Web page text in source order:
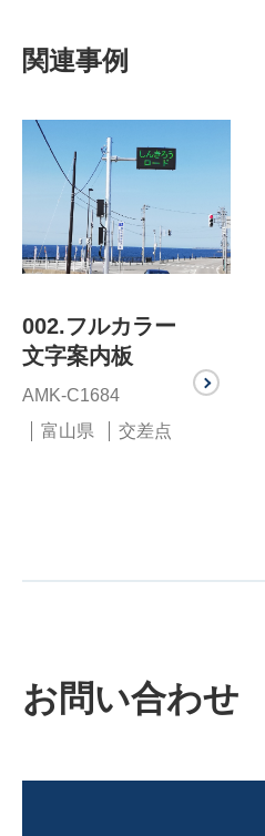
関連事例
002.フルカラー
文字案内板
AMK-C1684
富山県
交差点
お問い合わせ